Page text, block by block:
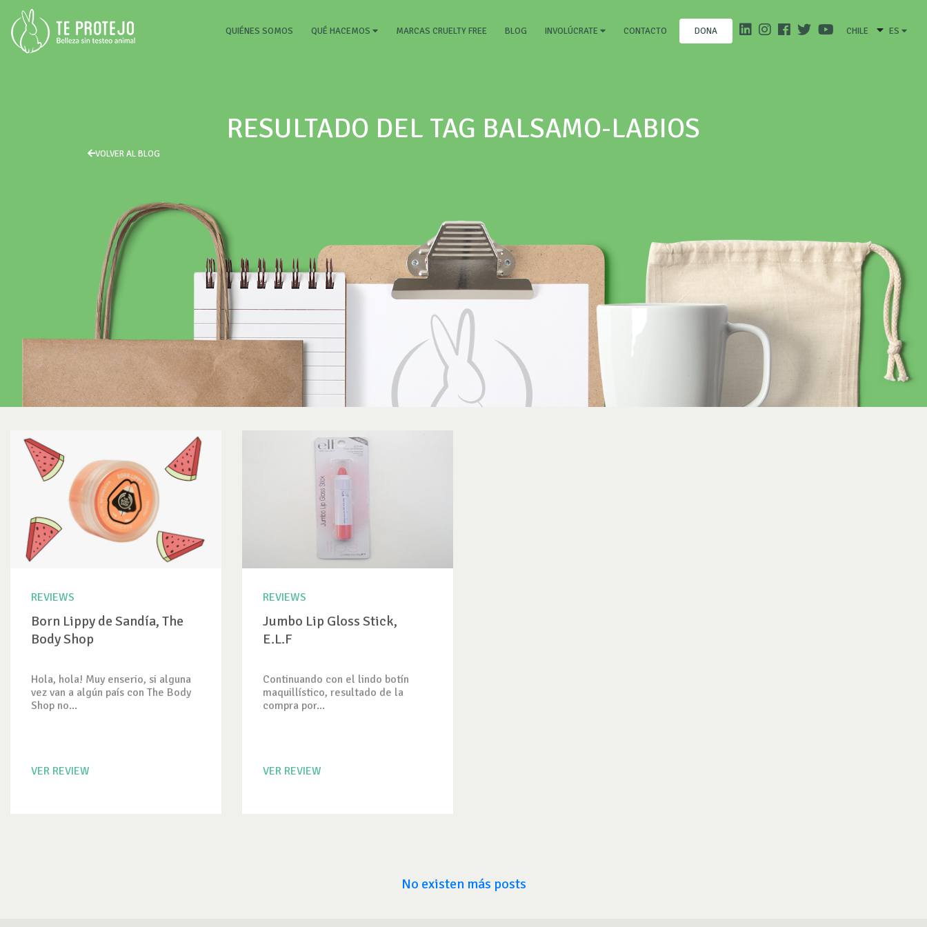
QUIÉNES SOMOS (CURRENT)
QUÉ HACEMOS MARCAS CRUELTY FREE BLOG INVOLÚCRATE CONTACTO DONA CHILE ES
RESULTADO DEL TAG BALSAMO-LABIOS
VOLVER AL BLOG
REVIEWS
Born Lippy de Sandía, The
Body Shop
Hola, hola! Muy enserio, si alguna
vez van a algún país con The Body
Shop no...
VER REVIEW
REVIEWS
Jumbo Lip Gloss Stick,
E.L.F
Continuando con el lindo botín
maquillístico, resultado de la
compra por...
VER REVIEW
No existen más posts